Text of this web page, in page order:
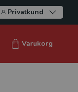
Privatkund
Varukorg